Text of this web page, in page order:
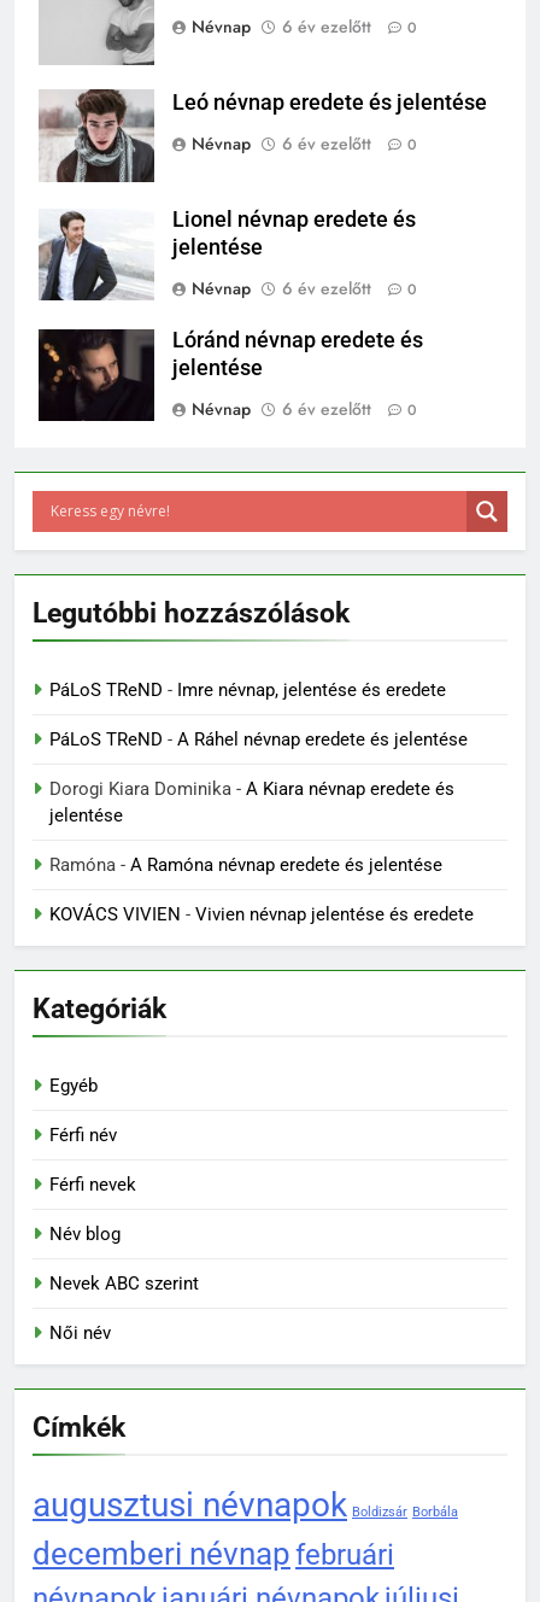
Névnap
6 év ezelőtt 0
Leó névnap eredete és jelentése
Névnap
6 év ezelőtt 0
Lionel névnap eredete és
jelentése
Névnap
6 év ezelőtt 0
Lóránd névnap eredete és
jelentése
Névnap
6 év ezelőtt 0
Legutóbbi hozzászólások
PáLoS TReND - Imre névnap, jelentése és eredete
PáLoS TReND - A Ráhel névnap eredete és jelentése
Dorogi Kiara Dominika - A Kiara névnap eredete és
jelentése
Ramóna - A Ramóna névnap eredete és jelentése
KOVÁCS VIVIEN - Vivien névnap jelentése és eredete
Kategóriák
Egyéb
Férfi név
Férfi nevek
Név blog
Nevek ABC szerint
Női név
Címkék
augusztusi névnapok Boldizsár Borbála
decemberi névnapfebruári